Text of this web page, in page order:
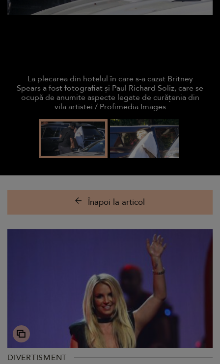
La plecarea din hotelul în care s-a cazat Britney
Spears a fost fotografiat și Paul Richard Soliz, care se
ocupă de anumite aspecte legate de curățenia din
vila artistei / Profimedia Images
Înapoi la articol
DIVERTISMENT